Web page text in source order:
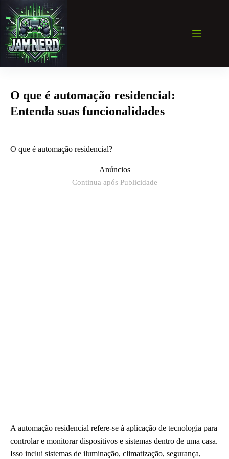
para
conteúdo
O que é automação residencial:
Entenda suas funcionalidades
O que é automação residencial?
Anúncios
Continua após Publicidade
A automação residencial refere-se à aplicação de tecnologia para
controlar e monitorar dispositivos e sistemas dentro de uma casa.
Isso inclui sistemas de iluminação, climatização, segurança,